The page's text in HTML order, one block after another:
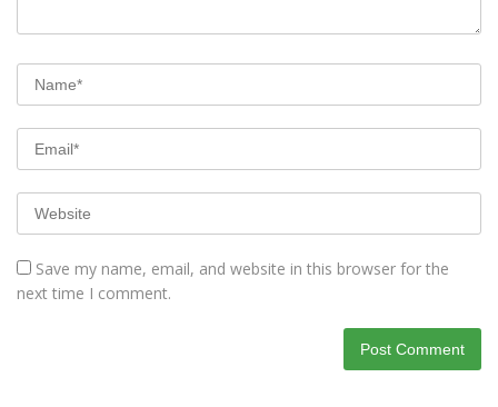
Save my name, email, and website in this browser for the
next time I comment.